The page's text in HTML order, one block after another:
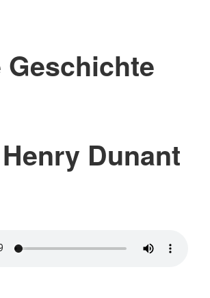
Geschichte
Dunant